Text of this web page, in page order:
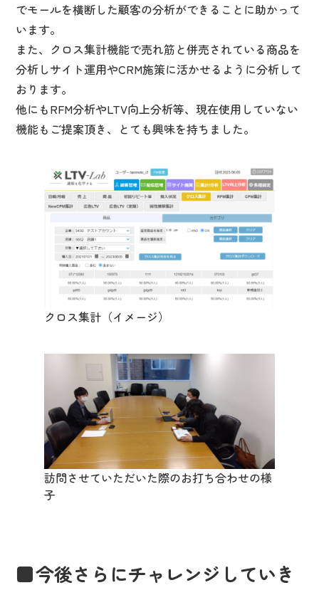
でモールを横断した顧客の分析ができることに助かって
います。
また、クロス集計機能で売れ筋と併売されている商品を
分析しサイト運用やCRM施策に活かせるように分析して
おります。
他にもRFM分析やLTV向上分析等、現在使用していない
機能もご提案頂き、とても興味を持ちました。
クロス集計（イメージ）
訪問させていただいた際のお打ち合わせの様
子
今後さらにチャレンジしていき